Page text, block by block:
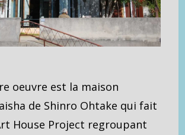
oeuvre est la maison
de Shinro Ohtake qui fait
House Project regroupant